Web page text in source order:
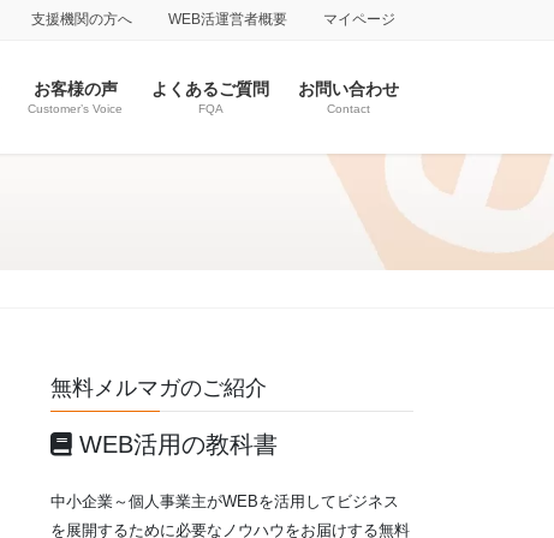
支援機関の方へ WEB活運営者概要 マイページ
お客様の声
Customer’s Voice
よくあるご質問
FQA
お問い合わせ
Contact
無料メルマガのご紹介
WEB活用の教科書
中小企業～個人事業主がWEBを活用してビジネス
を展開するために必要なノウハウをお届けする無料